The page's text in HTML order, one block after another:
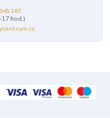
187
17 hod.)